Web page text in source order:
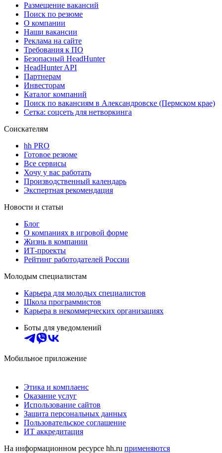
Размещение вакансий
Поиск по резюме
О компании
Наши вакансии
Реклама на сайте
Требования к ПО
Безопасный HeadHunter
HeadHunter API
Партнерам
Инвесторам
Каталог компаний
Поиск по вакансиям в Александровске (Пермском крае)
Сетка: соцсеть для нетворкинга
Соискателям
hh PRO
Готовое резюме
Все сервисы
Хочу у вас работать
Производственный календарь
Экспертная рекомендация
Новости и статьи
Блог
О компаниях в игровой форме
Жизнь в компании
ИТ-проекты
Рейтинг работодателей России
Молодым специалистам
Карьера для молодых специалистов
Школа программистов
Карьера в некоммерческих организациях
Боты для уведомлений
Мобильное приложение
Этика и комплаенс
Оказание услуг
Использование сайтов
Защита персональных данных
Пользовательское соглашение
ИТ аккредитация
На информационном ресурсе hh.ru применяются